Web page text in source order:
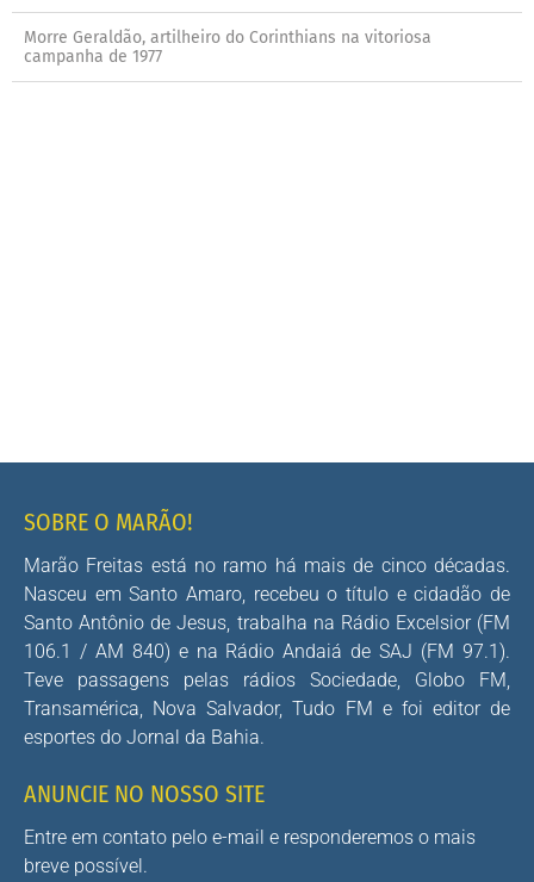
Morre Geraldão, artilheiro do Corinthians na vitoriosa
campanha de 1977
SOBRE O MARÃO!
Marão Freitas está no ramo há mais de cinco décadas.
Nasceu em Santo Amaro, recebeu o título e cidadão de
Santo Antônio de Jesus, trabalha na Rádio Excelsior (FM
106.1 / AM 840) e na Rádio Andaiá de SAJ (FM 97.1).
Teve passagens pelas rádios Sociedade, Globo FM,
Transamérica, Nova Salvador, Tudo FM e foi editor de
esportes do Jornal da Bahia.
ANUNCIE NO NOSSO SITE
Entre em contato pelo e-mail e responderemos o mais
breve possível.